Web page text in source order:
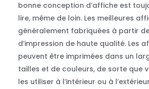
bonne conception d’affiche est
lire, même de loin. Les meilleures
généralement fabriquées à partir
d’impression de haute qualité. Les
peuvent être imprimées dans un
tailles et de couleurs, de sorte que
les utiliser à l’intérieur ou à